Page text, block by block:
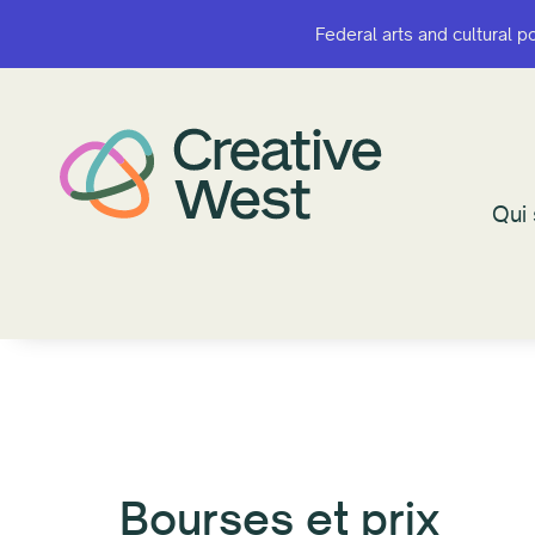
Federal arts and cultural
Qui
Federal arts and cultural
Qui
Bourses et prix